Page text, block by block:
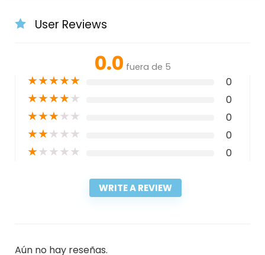
User Reviews
0.0 fuera de 5
★★★★★ 0
★★★★★ 0
★★★★★ 0
★★★★★ 0
★★★★★ 0
WRITE A REVIEW
Aún no hay reseñas.